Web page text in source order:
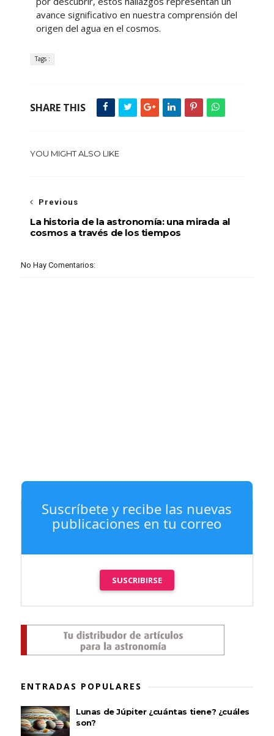
avance significativo en nuestra comprensión del
origen del agua en el cosmos.
Tags :
SHARE THIS
YOU MIGHT ALSO LIKE
Previous
La historia de la astronomía: una mirada al
cosmos a través de los tiempos
No Hay Comentarios:
Suscríbete y recibe las nuevas
publicaciones en tu correo
SUSCRIBIRSE
ENTRADAS POPULARES
Lunas de Júpiter ¿cuántas tiene? ¿cuáles
son?